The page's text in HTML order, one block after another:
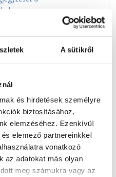
A sütikről
és hirdetések személyre
biztosításához,
elemzéséhez. Ezenkívül
elemező partnereinkkel
vonatkozó
az adatokat más olyan
meg számukra vagy az
a
1 év
cookie-
18 év